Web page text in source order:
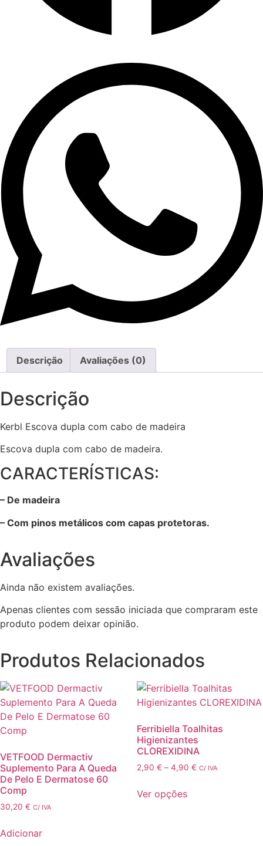
Descrição Avaliações (0)
Descrição
Kerbl Escova dupla com cabo de madeira
Escova dupla com cabo de madeira.
CARACTERÍSTICAS:
– De madeira
– Com pinos metálicos com capas protetoras.
Avaliações
Ainda não existem avaliações.
Apenas clientes com sessão iniciada que compraram este
produto podem deixar opinião.
Produtos Relacionados
VETFOOD Dermactiv
Suplemento Para A Queda
De Pelo E Dermatose 60
Comp
30,20 € C/ IVA
Adicionar
Ferribiella Toalhitas
Higienizantes
CLOREXIDINA
2,90 € – 4,90 €Price
C/ IVA
Ver opções